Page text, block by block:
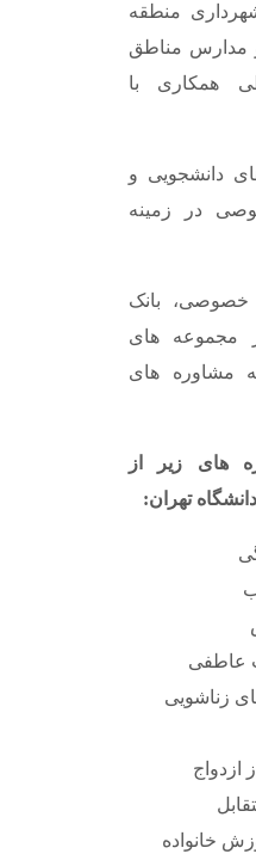
منطقه
مدارس مناطق
همکاری با
دانشجویی و
در زمینه
خصوصی، بانک
مجموعه های
مشاوره های
های زیر از
تهران:
عاطفی
زناشویی
ازدواج
خانواده